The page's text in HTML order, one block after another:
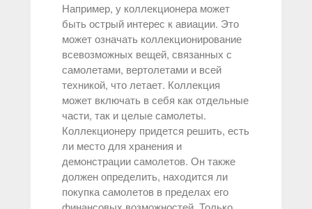
Например, у коллекционера может
быть острый интерес к авиации. Это
может означать коллекционирование
всевозможных вещей, связанных с
самолетами, вертолетами и всей
техникой, что летает. Коллекция
может включать в себя как отдельные
части, так и целые самолеты.
Коллекционеру придется решить, есть
ли место для хранения и
демонстрации самолетов. Он также
должен определить, находится ли
покупка самолетов в пределах его